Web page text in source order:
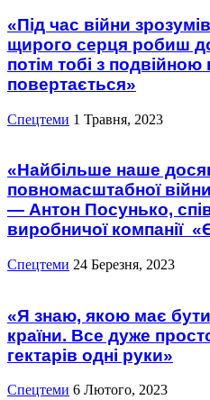
«Під час війни
щирого серця робиш
потім тобі з
повертається»
Спецтеми 1 Травня, 2023
«Найбільше наше
повномасштабної
— Антон Посунько,
виробничої компанії
Спецтеми 24 Березня, 2023
«Я знаю, якою має
країни. Все дуже
гектарів одні руки»
Спецтеми 6 Лютого, 2023